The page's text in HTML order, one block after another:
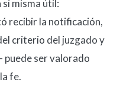
sí misma útil:
recibir la notificación,
criterio del juzgado y
puede ser valorado
fe.